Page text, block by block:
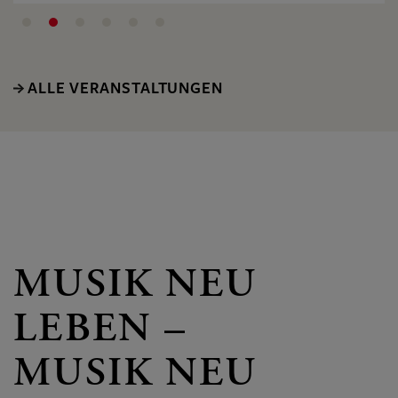
ALLE VERANSTALTUNGEN
MUSIK NEU
LEBEN –
MUSIK NEU